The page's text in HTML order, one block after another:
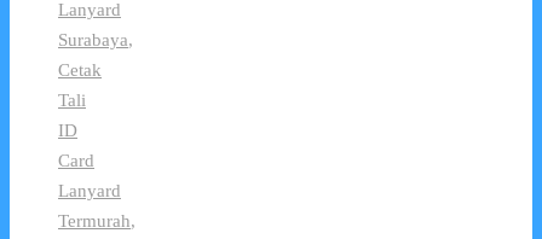
Lanyard
Surabaya,
Cetak
Tali
ID
Card
Lanyard
Termurah,